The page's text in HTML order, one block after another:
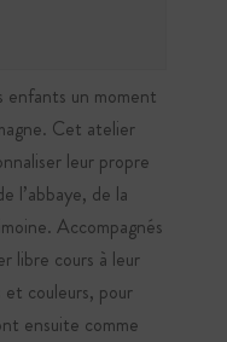
enfants un moment
Cet atelier
leur propre
l’abbaye, de la
Accompagnés
libre cours à leur
couleurs, pour
ensuite comme